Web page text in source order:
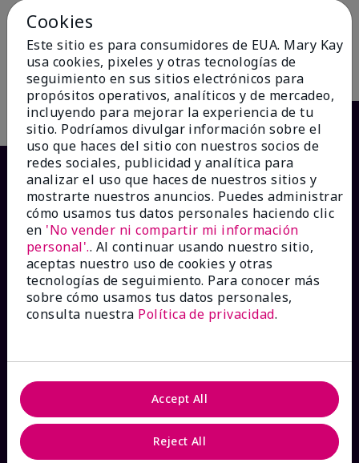
Blonde
$16.00
Añadir a la bolsa
¿CÓMO PODEMOS AYUDAR?
Ver estado del pedido
Contáctanos
Cookies
Este sitio es para consumidores de EUA. Mary Kay
usa cookies, pixeles y otras tecnologías de
seguimiento en sus sitios electrónicos para
propósitos operativos, analíticos y de mercadeo,
incluyendo para mejorar la experiencia de tu
sitio. Podríamos divulgar información sobre el
uso que haces del sitio con nuestros socios de
redes sociales, publicidad y analítica para
analizar el uso que haces de nuestros sitios y
mostrarte nuestros anuncios. Puedes administrar
cómo usamos tus datos personales haciendo clic
en 'No vender ni compartir mi información
personal'.. Al continuar usando nuestro sitio,
aceptas nuestro uso de cookies y otras
tecnologías de seguimiento. Para conocer más
sobre cómo usamos tus datos personales,
consulta nuestra Política de privacidad.
Reject All
Accept All